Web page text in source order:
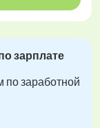
зарплате
по заработной